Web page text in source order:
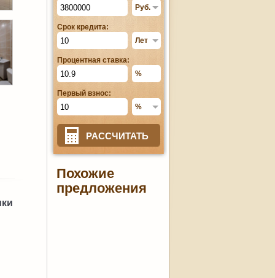
Срок кредита:
Процентная ставка:
Первый взнос:
РАССЧИТАТЬ
Похожие
предложения